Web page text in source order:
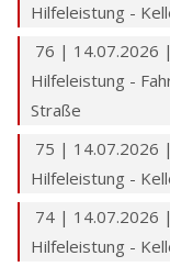
Hilfeleistung -
76 | 14.07.2026
Hilfeleistung -
Straße
75 | 14.07.2026
Hilfeleistung -
74 | 14.07.2026
Hilfeleistung -